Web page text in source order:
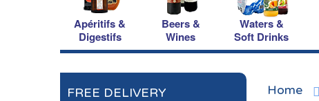
Apéritifs &
Digestifs
Beers &
Wines
Waters &
Soft Drinks
FREE DELIVERY Home